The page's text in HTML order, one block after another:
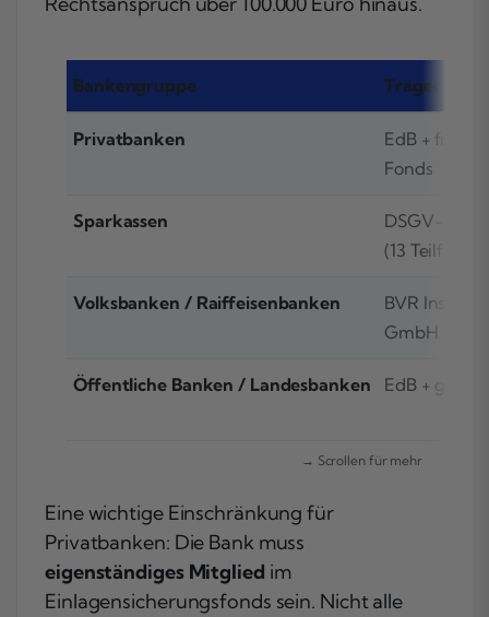
Bankengruppe Träger /
Privatbanken
EdB +
Fonds
Sparkassen
DSGV-
(13 Teilfonds)
Volksbanken / Raiffeisenbanken
BVR
GmbH
Öffentliche Banken / Landesbanken EdB + ggf.
Eine wichtige Einschränkung für
Privatbanken: Die Bank muss
eigenständiges Mitglied im
Einlagensicherungsfonds sein. Nicht alle